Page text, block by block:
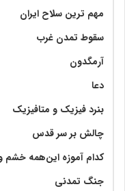
مهم ترین سلاح ایران
سقوط تمدن غرب
آرمگدون
دعا
بنرد فیزیک و متافیزیک
چالش بر سر قدس
کدام آموزه این‌همه خشم
جنگ تمدنی